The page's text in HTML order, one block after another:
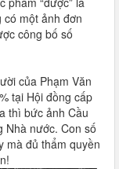
có một ảnh đơn
công bố số
của Phạm Văn
tại Hội đồng cấp
thì bức ảnh Cầu
Nhà nước. Con số
mà đủ thẩm quyền